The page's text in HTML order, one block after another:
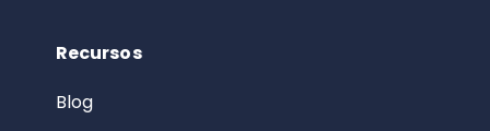
Recursos
Blog